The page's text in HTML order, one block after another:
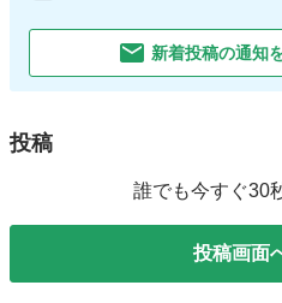
新着投稿の通知
投稿
誰でも今すぐ30
投稿画面